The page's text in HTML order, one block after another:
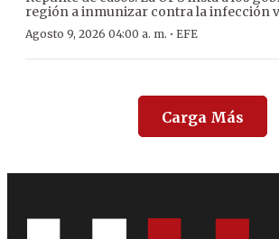
región a inmunizar contra la infección
Agosto 9, 2026 04:00 a. m. · EFE
Carga Más